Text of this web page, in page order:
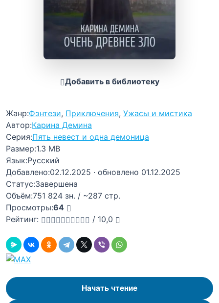
Добавить в библиотеку
Жанр:Фэнтези, Приключения, Ужасы и мистика
Автор:Карина Демина
Серия:Пять невест и одна демоница
Размер:1.3 MB
Язык:Русский
Добавлено:02.12.2025 · обновлено 01.12.2025
Статус:Завершена
Объём:751 824 зн. / ~287 стр.
Просмотры:64
Рейтинг:
/ 10,0
Начать чтение